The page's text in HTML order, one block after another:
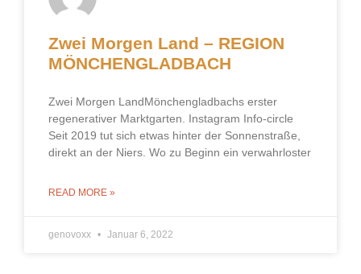
Zwei Morgen Land – REGION
MÖNCHENGLADBACH
Zwei Morgen LandMönchengladbachs erster
regenerativer Marktgarten. Instagram Info-circle
Seit 2019 tut sich etwas hinter der Sonnenstraße,
direkt an der Niers. Wo zu Beginn ein verwahrloster
READ MORE »
genovoxx Januar 6, 2022